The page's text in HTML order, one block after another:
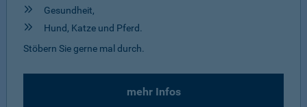
Gesundheit,
Hund, Katze und Pferd.
Stöbern Sie gerne mal durch.
mehr Infos